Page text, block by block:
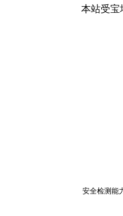
本站受宝
安全检测能